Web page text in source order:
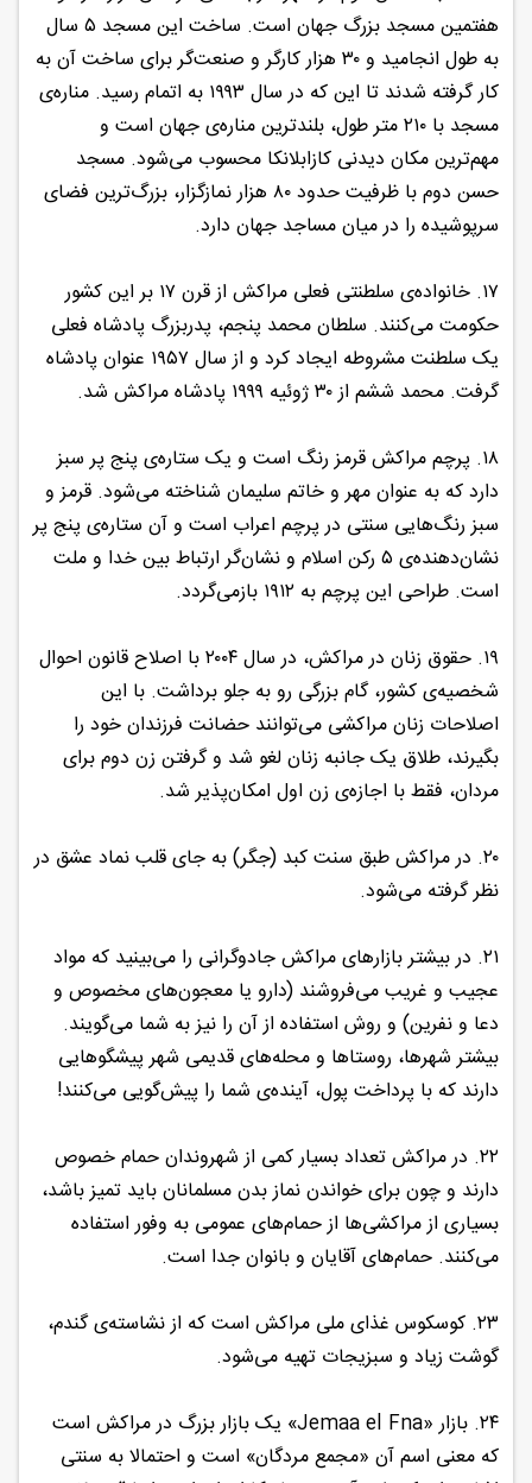
هفتمین مسجد بزرگ جهان است. ساخت این مسجد ۵ سال
به طول انجامید و ۳۰ هزار کارگر و صنعت‌گر برای ساخت آن به
کار گرفته شدند تا این که در سال ۱۹۹۳ به اتمام رسید. مناره‌ی
مسجد با ۲۱۰ متر طول، بلندترین مناره‌ی جهان است و
مهم‌ترین مکان دیدنی کازابلانکا محسوب می‌شود. مسجد
حسن دوم با ظرفیت حدود ۸۰ هزار نمازگزار، بزرگ‌ترین فضای
سرپوشیده را در میان مساجد جهان دارد.
۱۷. خانواده‌ی سلطنتی فعلی مراکش از قرن ۱۷ بر این کشور
حکومت می‌کنند. سلطان محمد پنجم، پدربزرگ پادشاه فعلی
یک سلطنت مشروطه ایجاد کرد و از سال ۱۹۵۷ عنوان پادشاه
گرفت. محمد ششم از ۳۰ ژوئیه ۱۹۹۹ پادشاه مراکش شد.
۱۸. پرچم مراکش قرمز رنگ است و یک ستاره‌ی پنج پر سبز
دارد که به عنوان مهر و خاتم سلیمان شناخته می‌شود. قرمز و
سبز رنگ‌هایی سنتی در پرچم اعراب است و آن ستاره‌ی پنج پر
نشان‌دهنده‌ی ۵ رکن اسلام و نشان‌گر ارتباط بین خدا و ملت
است. طراحی این پرچم به ۱۹۱۲ بازمی‌گردد.
۱۹. حقوق زنان در مراکش، در سال ۲۰۰۴ با اصلاح قانون احوال
شخصیه‌ی کشور، گام بزرگی رو به جلو برداشت. با این
اصلاحات زنان مراکشی می‌توانند حضانت فرزندان خود را
بگیرند، طلاق یک جانبه زنان لغو شد و گرفتن زن دوم برای
مردان، فقط با اجازه‌ی زن اول امکان‌پذیر شد.
۲۰. در مراکش طبق سنت کبد (جگر) به جای قلب نماد عشق در
نظر گرفته می‌شود.
۲۱. در بیشتر بازارهای مراکش جادوگرانی را می‌بینید که مواد
عجیب و غریب می‌فروشند (دارو یا معجون‌های مخصوص و
دعا و نفرین) و روش استفاده از آن را نیز به شما می‌گویند.
بیشتر شهرها، روستاها و محله‌های قدیمی شهر پیشگوهایی
دارند که با پرداخت پول، آینده‌ی شما را پیش‌گویی می‌کنند!
۲۲. در مراکش تعداد بسیار کمی از شهروندان حمام خصوص
دارند و چون برای خواندن نماز بدن مسلمانان باید تمیز باشد،
بسیاری از مراکشی‌ها از حمام‌های عمومی به وفور استفاده
می‌کنند. حمام‌های آقایان و بانوان جدا است.
۲۳. کوسکوس غذای ملی مراکش است که از نشاسته‌ی گندم،
گوشت زیاد و سبزیجات تهیه می‌شود.
۲۴. بازار «Jemaa el Fna» یک بازار بزرگ در مراکش است
که معنی اسم آن «مجمع مردگان» است و احتمالا به سنتی